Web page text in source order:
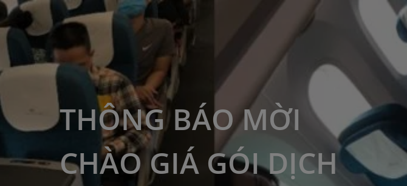
THÔNG BÁO MỜI
CHÀO GIÁ GÓI DỊCH